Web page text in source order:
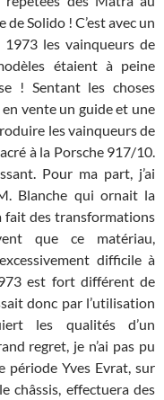
Solido ! C’est avec un
1973 les vainqueurs de
étaient à peine
! Sentant les choses
vente un guide et une
les vainqueurs de
à la Porsche 917/10.
Pour ma part, j’ai
Blanche qui ornait la
fait des transformations
que ce matériau,
difficile à
est fort différent de
donc par l’utilisation
les qualités d’un
regret, je n’ai pas pu
période Yves Evrat, sur
châssis, effectuera des